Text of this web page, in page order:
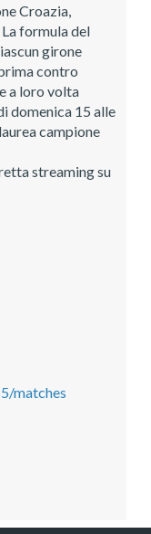
Croazia,
formula del
girone
contro
a loro volta
domenica 15 alle
campione
streaming su
matches